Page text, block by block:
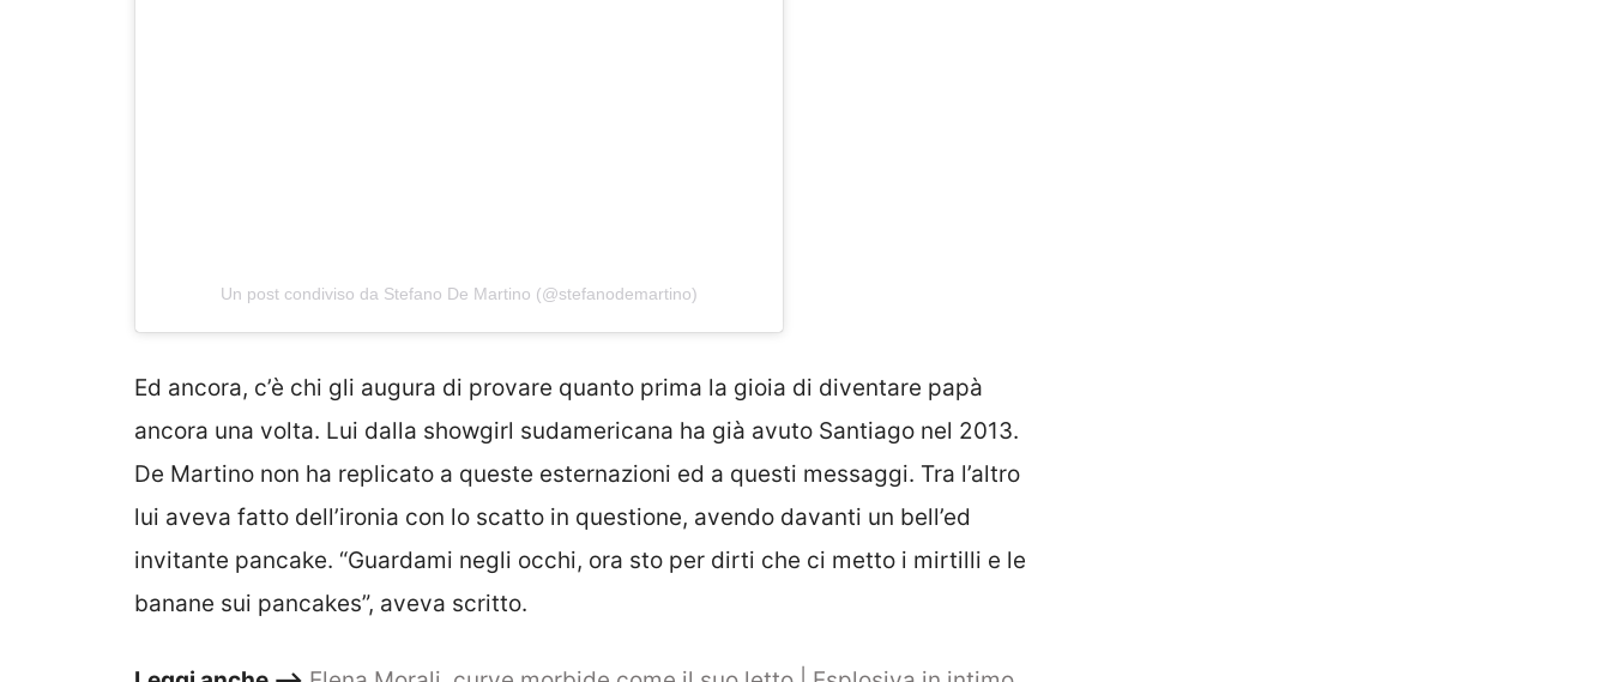
Un post condiviso da Stefano De Martino (@stefanodemartino)
Ed ancora, c’è chi gli augura di provare quanto prima la gioia di diventare papà
ancora una volta. Lui dalla showgirl sudamericana ha già avuto Santiago nel 2013.
De Martino non ha replicato a queste esternazioni ed a questi messaggi. Tra l’altro
lui aveva fatto dell’ironia con lo scatto in questione, avendo davanti un bell’ed
invitante pancake. “Guardami negli occhi, ora sto per dirti che ci metto i mirtilli e le
banane sui pancakes”, aveva scritto.